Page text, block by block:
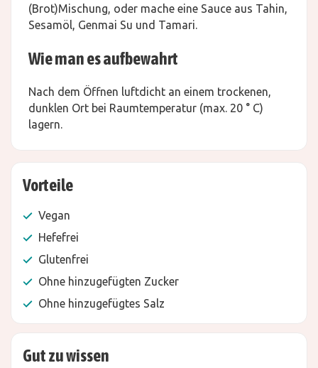
(Brot)Mischung, oder mache eine Sauce aus Tahin,
Sesamöl, Genmai Su und Tamari.
Wie man es aufbewahrt
Nach dem Öffnen luftdicht an einem trockenen,
dunklen Ort bei Raumtemperatur (max. 20 ° C)
lagern.
Vorteile
Vegan
Hefefrei
Glutenfrei
Ohne hinzugefügten Zucker
Ohne hinzugefügtes Salz
Gut zu wissen